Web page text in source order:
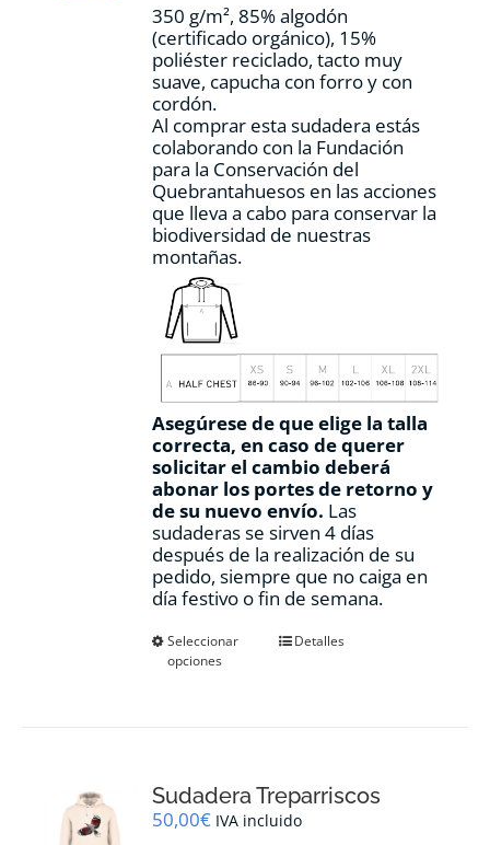
página
de
producto
350 g/m², 85% algodón
(certificado orgánico), 15%
poliéster reciclado, tacto muy
suave, capucha con forro y con
cordón.
Al comprar esta sudadera estás
colaborando con la Fundación
para la Conservación del
Quebrantahuesos en las acciones
que lleva a cabo para conservar la
biodiversidad de nuestras
montañas.
Asegúrese de que elige la talla
correcta, en caso de querer
solicitar el cambio deberá
abonar los portes de retorno y
de su nuevo envío. Las
sudaderas se sirven 4 días
después de la realización de su
pedido, siempre que no caiga en
día festivo o fin de semana.
Seleccionar
opciones
Este
se
pueden
Detalles
Sudadera Treparriscos
50,00€ IVA incluido